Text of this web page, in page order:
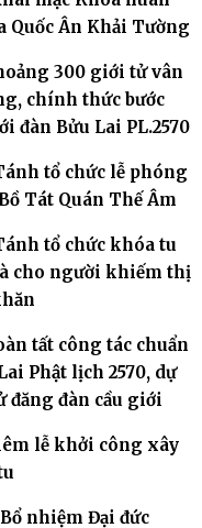
Quốc Ân Khải Tường
300 giới tử vân
chính thức bước
đàn Bửu Lai PL.2570
tổ chức lễ phóng
Tát Quán Thế Âm
tổ chức khóa tu
cho người khiếm thị
tất công tác chuẩn
Phật lịch 2570, dự
đàn cầu giới
lễ khởi công xây
nhiệm Đại đức